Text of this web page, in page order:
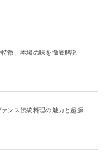
徴、本場の味を徹底解説
ンス伝統料理の魅力と起源、